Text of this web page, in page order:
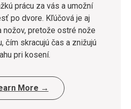
prácu za vás a umožní
po dvore. Kľúčová je aj
nožov, pretože ostré nože
čím skracujú čas a znižujú
pri kosení.
More →